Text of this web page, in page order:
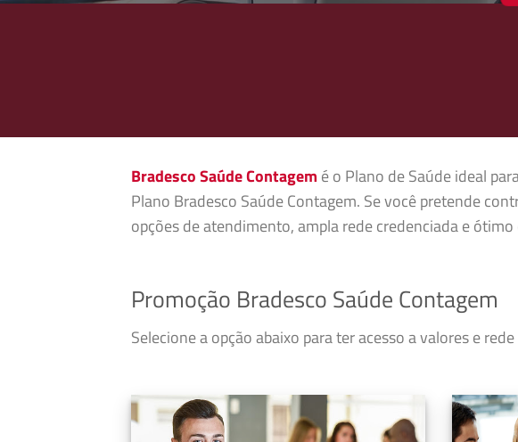
Bradesco Saúde Contagem é o Plano de Saúde ideal
Plano Bradesco Saúde Contagem. Se você pretende
opções de atendimento, ampla rede credenciada e
Promoção Bradesco Saúde Contagem
Selecione a opção abaixo para ter acesso a valores e